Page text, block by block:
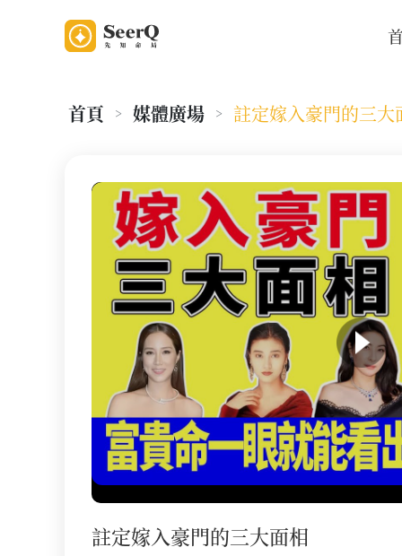
首頁 > 媒體廣場 > 註定嫁入豪門的三大
註定嫁入豪門的三大面相